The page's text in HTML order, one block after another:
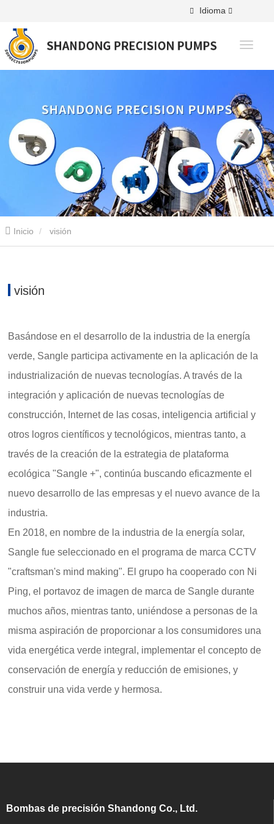
Idioma
Inicio visión
visión
Basándose en el desarrollo de la industria de la energía
verde, Sangle participa activamente en la aplicación de la
industrialización de nuevas tecnologías. A través de la
integración y aplicación de nuevas tecnologías de
construcción, Internet de las cosas, inteligencia artificial y
otros logros científicos y tecnológicos, mientras tanto, a
través de la creación de la estrategia de plataforma
ecológica "Sangle +", continúa buscando eficazmente el
nuevo desarrollo de las empresas y el nuevo avance de la
industria.
En 2018, en nombre de la industria de la energía solar,
Sangle fue seleccionado en el programa de marca CCTV
"craftsman's mind making". El grupo ha cooperado con Ni
Ping, el portavoz de imagen de marca de Sangle durante
muchos años, mientras tanto, uniéndose a personas de la
misma aspiración de proporcionar a los consumidores una
vida energética verde integral, implementar el concepto de
conservación de energía y reducción de emisiones, y
construir una vida verde y hermosa.
Bombas de precisión Shandong Co., Ltd.